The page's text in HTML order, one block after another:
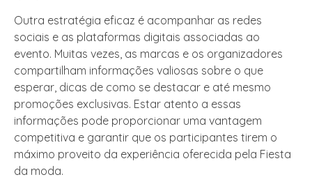
Outra estratégia eficaz é acompanhar as redes
sociais e as plataformas digitais associadas ao
evento. Muitas vezes, as marcas e os organizadores
compartilham informações valiosas sobre o que
esperar, dicas de como se destacar e até mesmo
promoções exclusivas. Estar atento a essas
informações pode proporcionar uma vantagem
competitiva e garantir que os participantes tirem o
máximo proveito da experiência oferecida pela Fiesta
da moda.